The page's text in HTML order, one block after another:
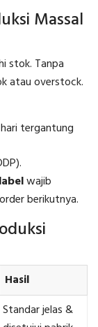
Massal
stok. Tanpa
atau overstock.
tergantung
wajib
berikutnya.
Hasil
Standar jelas &